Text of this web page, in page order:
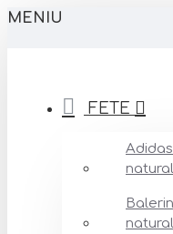
MENIU
FETE